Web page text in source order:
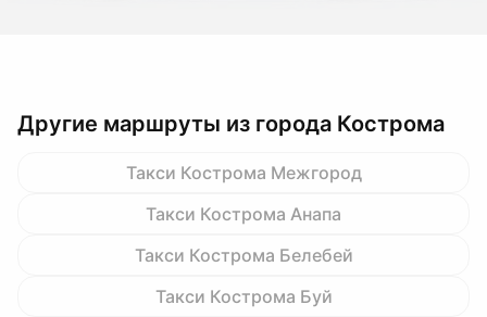
Другие маршруты из города Кострома
Такси Кострома Межгород
Такси Кострома Анапа
Такси Кострома Белебей
Такси Кострома Буй